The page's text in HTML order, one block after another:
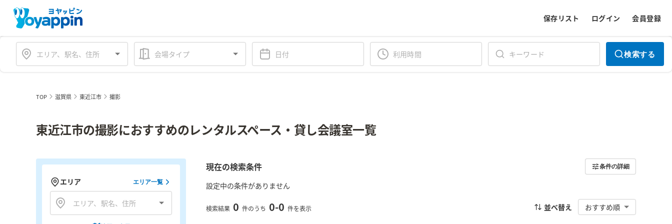
保存リスト ログイン 会員登録
会場タイプ 検索する
TOP 滋賀県 東近江市 撮影
東近江市の撮影におすすめのレンタルスペース・貸し会議室一覧
現在の検索条件 条件の詳細
設定中の条件がありません
検索結果 0 件のうち 0-0 件を表示 並べ替え おすすめ順
エリア エリア一覧